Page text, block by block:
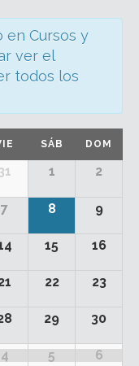
en Cursos y
ver el
todos los
SÁB DOM
1 2
7 8 9
15 16
22 23
29 30
4 5 6